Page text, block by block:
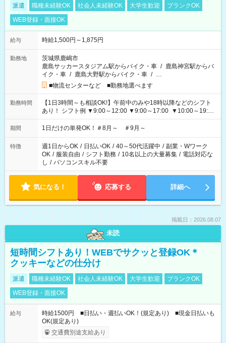
派遣 職種未経験OK 社会人未経験OK 大学生歓迎
ブランクOK
WEB登録・面接OK
給与 時給1,500円～1,875円
勤務地
茨城県鹿嶋市
鹿島サッカースタジアム駅からバイク・車 / 鹿島神宮駅からバ
イク・車 / 鹿島大野駅からバイク・車 / …
■物流センターなど ■勤務地選べます
勤務時間
【1日3時間～も相談OK!】午前中のみや18時以降などのシフト
あり！ シフト例 ▼9:00～12:00 ▼9:00～17:00 ▼10:00～19:00
▼18:00～21:00
期間 1日だけの単発OK！＃8月～ ＃9月～
特徴 週1日からOK / 日払いOK / 40～50代活躍中 / 副業・Wワーク
OK / 服装自由 / シフト勤務 / 10名以上の大量募集 / 電話対応な
し / パソコンスキル不要
気になる！ 応募する 詳細へ
掲載日：2026.08.07
未読
短時間シフトあり！WEBでサクッと登録OK＊
クッキーなどの仕分け
派遣 職種未経験OK 社会人未経験OK 大学生歓迎
ブランクOK
WEB登録・面接OK
給与
時給1500円 ■日払い・週払いOK！(規定あり) ■現金日払いも
OK(規定あり)
交通費別途支給あり